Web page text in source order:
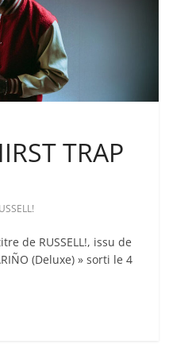
TRAP
de RUSSELL!, issu de
(Deluxe) » sorti le 4